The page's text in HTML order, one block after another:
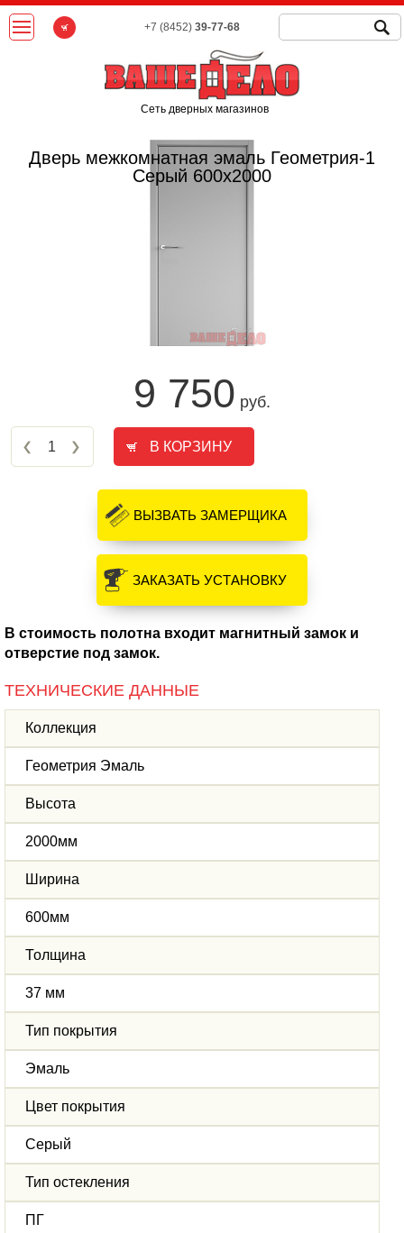
Дверь межкомнатная эмаль Геометрия-1
Серый 600х2000
9 750 руб.
ВЫЗВАТЬ ЗАМЕРЩИКА
ЗАКАЗАТЬ УСТАНОВКУ
В стоимость полотна входит магнитный замок и
отверстие под замок.
ТЕХНИЧЕСКИЕ ДАННЫЕ
Коллекция
Геометрия Эмаль
Высота
2000мм
Ширина
600мм
Толщина
37 мм
Тип покрытия
Эмаль
Цвет покрытия
Серый
Тип остекления
ПГ
Сеть дверных магазинов
+7 (8452)39-77-68